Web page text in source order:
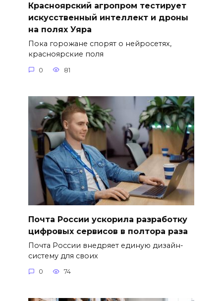
Красноярский агропром тестирует
искусственный интеллект и дроны
на полях Уяра
Пока горожане спорят о нейросетях,
красноярские поля
0 81
Почта России ускорила разработку
цифровых сервисов в полтора раза
Почта России внедряет единую дизайн-
систему для своих
0 74